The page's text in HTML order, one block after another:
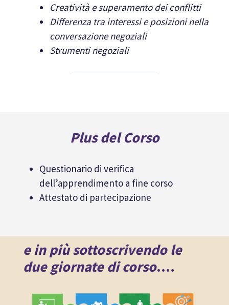
Creatività e superamento dei conflitti
Differenza tra interessi e posizioni nella
conversazione negoziali
Strumenti negoziali
Plus del Corso
Questionario di verifica
dell’apprendimento a fine corso
Attestato di partecipazione
e in più sottoscrivendo le
due giornate di corso….